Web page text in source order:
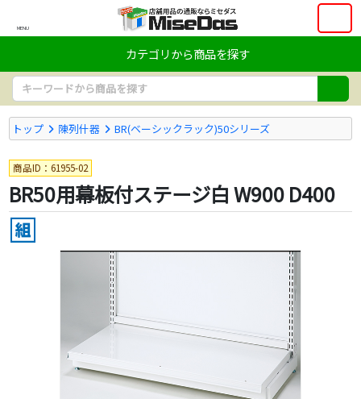
MENU
カテゴリから商品を探す
トップ 陳列什器 BR(ベーシックラック)50シリーズ
商品ID：61955-02
BR50用幕板付ステージ白 W900 D400